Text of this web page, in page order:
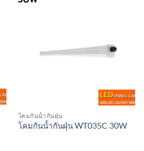
โคมกันน้ำกันฝุ่น
โคมกันน้ำกันฝุ่น WT035C 30W